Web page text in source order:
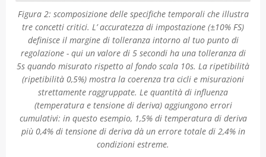
Figura 2: scomposizione delle specifiche temporali che illustra
tre concetti critici. L’ accuratezza di impostazione (±10% FS)
definisce il margine di tolleranza intorno al tuo punto di
regolazione - qui un valore di 5 secondi ha una tolleranza di
5s quando misurato rispetto al fondo scala 10s. La ripetibilità
(ripetibilità 0,5%) mostra la coerenza tra cicli e misurazioni
strettamente raggruppate. Le quantità di influenza
(temperatura e tensione di deriva) aggiungono errori
cumulativi: in questo esempio, 1,5% di temperatura di deriva
più 0,4% di tensione di deriva dà un errore totale di 2,4% in
condizioni estreme.